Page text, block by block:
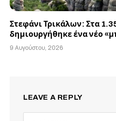
Στεφάνι Τρικάλων: Στα
δημιουργήθηκε ένα νέο
9 Αυγούστου, 2026
LEAVE A REPLY